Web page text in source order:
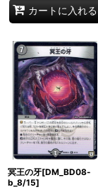
カートに入れる
冥王の牙[DM_BD08-
b_8/15]